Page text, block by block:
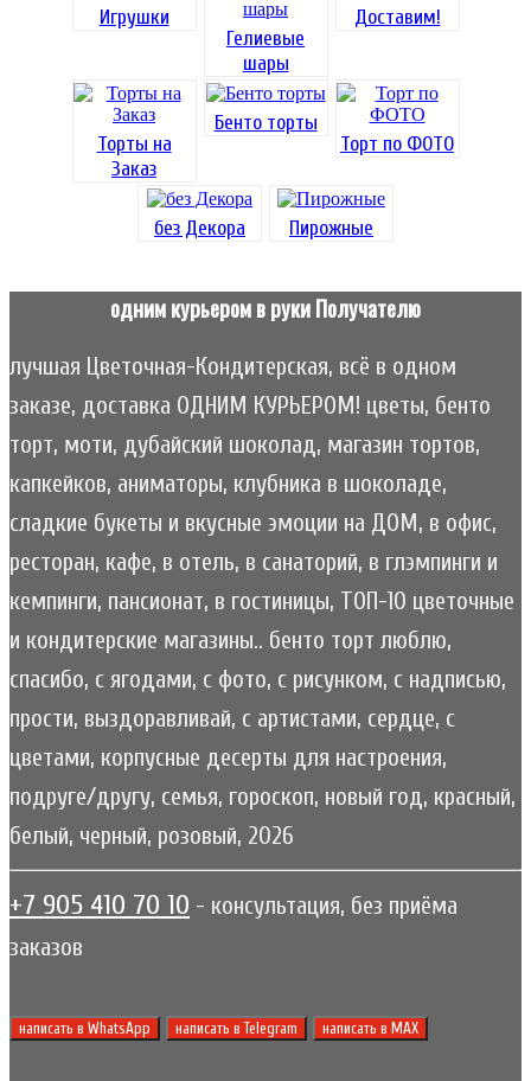
Игрушки
Гелиевые
шары
Доставим!
Торты на
Заказ
Бенто торты
Торт по ФОТО
без Декора Пирожные
одним курьером в руки Получателю
лучшая Цветочная-Кондитерская, всё в одном
заказе, доставка ОДНИМ КУРЬЕРОМ! цветы, бенто
торт, моти, дубайский шоколад, магазин тортов,
капкейков, аниматоры, клубника в шоколаде,
сладкие букеты и вкусные эмоции на ДОМ, в офис,
ресторан, кафе, в отель, в санаторий, в глэмпинги и
кемпинги, пансионат, в гостиницы, ТОП-10 цветочные
и кондитерские магазины.. бенто торт люблю,
спасибо, с ягодами, с фото, с рисунком, с надписью,
прости, выздоравливай, с артистами, сердце, с
цветами, корпусные десерты для настроения,
подруге/другу, семья, гороскоп, новый год, красный,
белый, черный, розовый, 2026
+7 905 410 70 10 - консультация, без приёма
заказов
написать в WhatsApp написать в Telegram написать в МАХ